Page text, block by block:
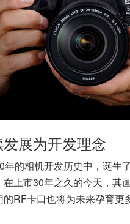
展为开发理念
年的相机开发历史中，诞生
在上市30年之久的今天，其
RF卡口也将为未来孕育更